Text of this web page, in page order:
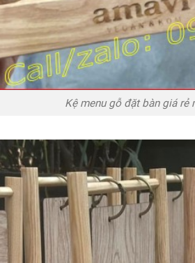
Kệ menu gỗ đặt bàn giá rẻ